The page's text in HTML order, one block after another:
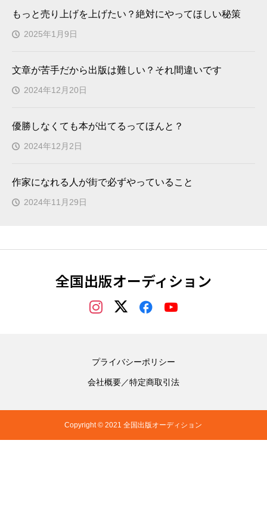
もっと売り上げを上げたい？絶対にやってほしい秘策
2025年1月9日
文章が苦手だから出版は難しい？それ間違いです
2024年12月20日
優勝しなくても本が出てるってほんと？
2024年12月2日
作家になれる人が街で必ずやっていること
2024年11月29日
全国出版オーディション
プライバシーポリシー
会社概要／特定商取引法
Copyright © 2021 全国出版オーディション